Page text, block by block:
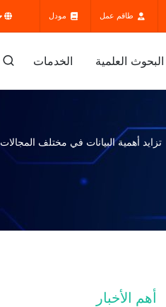
طاقم عمل مودل
البحوث العلمية الخدمات
تزايد أهمية البيانات في مختلف المجالات
أهم الأخبار